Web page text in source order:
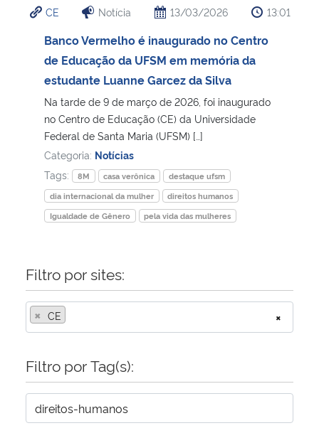
Ministério da Cidadania
Ministério de Minas e Energia
Ministério da Ciência, Tecnologia, Inovações e Comunicações
Ministério do Meio Ambiente
Ministério do Turismo
Controladoria-Geral da União
Ministério da Mulher, da Família e dos Direitos Humanos
Gabinete de Segurança Institucional
CE Notícia 13/03/2026 13:01
Banco Vermelho é inaugurado no Centro
de Educação da UFSM em memória da
estudante Luanne Garcez da Silva
Na tarde de 9 de março de 2026, foi inaugurado
no Centro de Educação (CE) da Universidade
Federal de Santa Maria (UFSM) […]
Categoria: Notícias
Tags:
8M casa verônica
destaque ufsm
dia internacional da mulher
direitos humanos
Igualdade de Gênero
pela vida das mulheres
Filtro por sites:
×
× CE
Filtro por Tag(s):